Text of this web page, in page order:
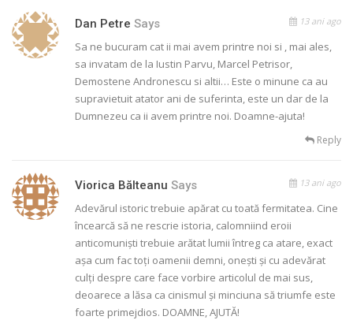
Dan Petre Says 13 ani ago
Sa ne bucuram cat ii mai avem printre noi si , mai ales,
sa invatam de la Iustin Parvu, Marcel Petrisor,
Demostene Andronescu si altii… Este o minune ca au
supravietuit atator ani de suferinta, este un dar de la
Dumnezeu ca ii avem printre noi. Doamne-ajuta!
Reply
Viorica Bălteanu Says 13 ani ago
Adevărul istoric trebuie apărat cu toată fermitatea. Cine
încearcă să ne rescrie istoria, calomniind eroii
anticomuniști trebuie arătat lumii întreg ca atare, exact
așa cum fac toți oamenii demni, onești și cu adevărat
culți despre care face vorbire articolul de mai sus,
deoarece a lăsa ca cinismul și minciuna să triumfe este
foarte primejdios. DOAMNE, AJUTĂ!